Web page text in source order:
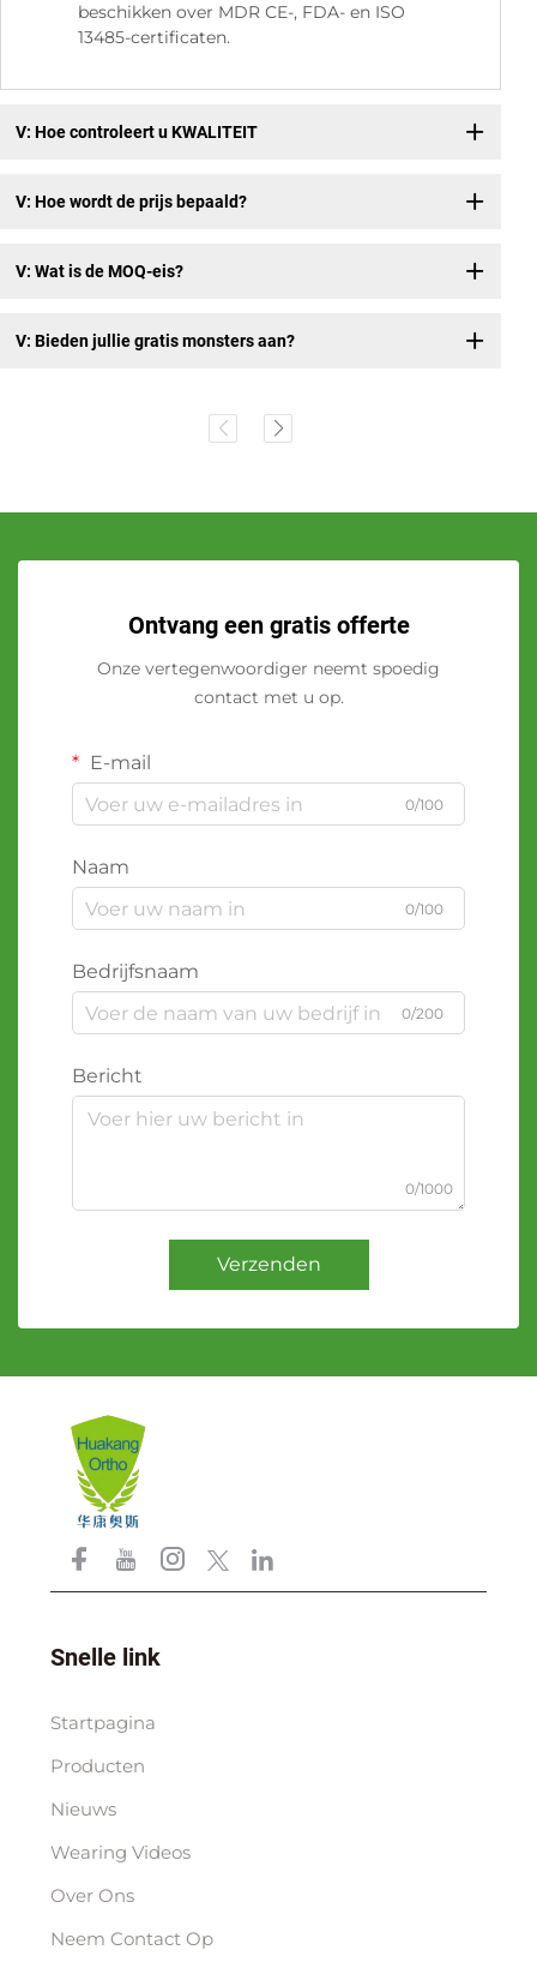
beschikken over MDR CE-, FDA- en ISO
13485-certificaten.
V: Hoe controleert u KWALITEIT
V: Hoe wordt de prijs bepaald?
V: Wat is de MOQ-eis?
V: Bieden jullie gratis monsters aan?
Ontvang een gratis offerte
Onze vertegenwoordiger neemt spoedig
contact met u op.
E-mail
0/100
Naam
0/100
Bedrijfsnaam
0/200
Bericht
0/1000
Verzenden
Snelle link
Startpagina
Producten
Nieuws
Wearing Videos
Over Ons
Neem Contact Op